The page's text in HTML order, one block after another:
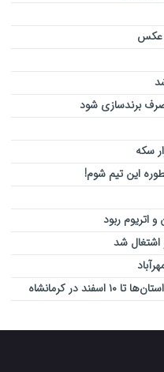
عکس
صرف برندسازی شود
سکه
این تیم شوم!
اتریوم ربود
شد
در کرمانشاه